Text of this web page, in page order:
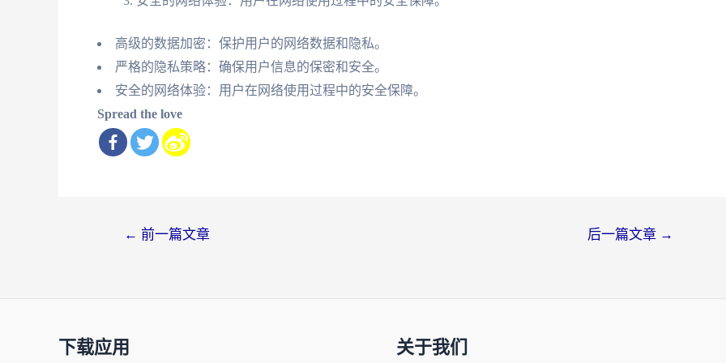
高级的数据加密：保护用户的网络数据和隐私。
严格的隐私策略：确保用户信息的保密和安全。
安全的网络体验：用户在网络使用过程中的安全保障。
Spread the love
← 前一篇文章 后一篇文章 →
下载应用 关于我们